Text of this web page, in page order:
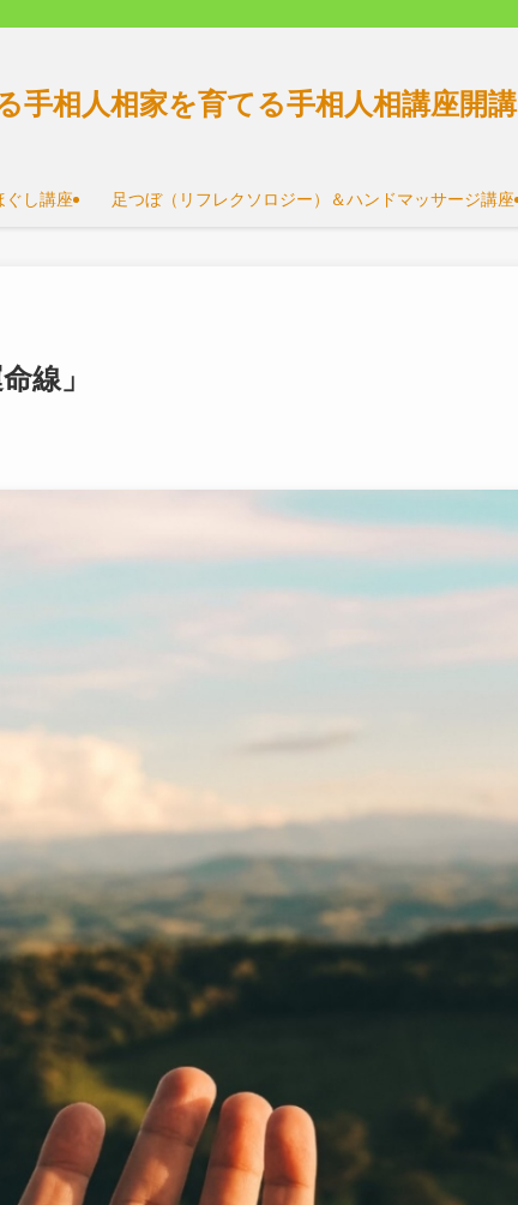
手相人相家を育てる手相人相講座開講
ぐし講座 足つぼ（リフレクソロジー）＆ハンドマッサージ講座
線」